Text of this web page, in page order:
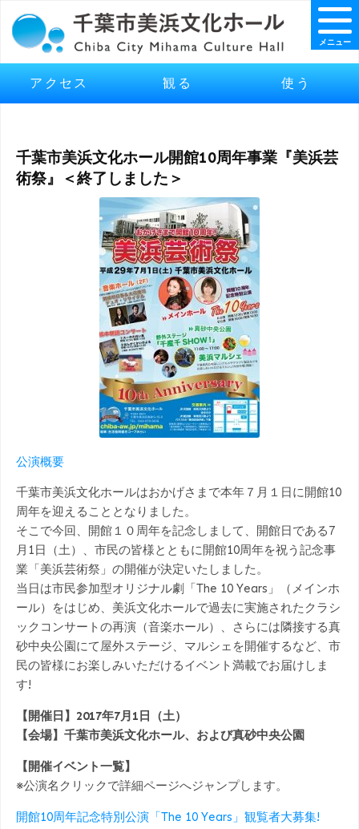
アクセス 観る 使う
メニュー
千葉市美浜文化ホール開館10周年事業『美浜芸
術祭』＜終了しました＞
公演概要
千葉市美浜文化ホールはおかげさまで本年７月１日に開館10
周年を迎えることとなりました。
そこで今回、開館１０周年を記念しまして、開館日である7
月1日（土）、市民の皆様とともに開館10周年を祝う記念事
業「美浜芸術祭」の開催が決定いたしました。
当日は市民参加型オリジナル劇「The 10 Years」（メインホ
ール）をはじめ、美浜文化ホールで過去に実施されたクラシ
ックコンサートの再演（音楽ホール）、さらには隣接する真
砂中央公園にて屋外ステージ、マルシェを開催するなど、市
民の皆様にお楽しみいただけるイベント満載でお届けしま
す!
【開催日】2017年7月1日（土）
【会場】千葉市美浜文化ホール、および真砂中央公園
【開催イベント一覧】
※公演名クリックで詳細ページへジャンプします。
開館10周年記念特別公演「The 10 Years」観覧者大募集!